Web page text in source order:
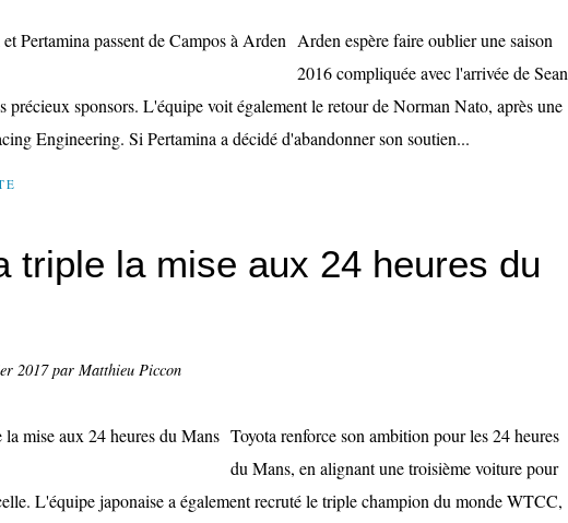
Arden espère faire oublier une saison
2016 compliquée avec l'arrivée de Sean
précieux sponsors. L'équipe voit également le retour de Norman Nato, après une
Engineering. Si Pertamina a décidé d'abandonner son soutien...
triple la mise aux 24 heures du
2017par Matthieu Piccon
Toyota renforce son ambition pour les 24 heures
du Mans, en alignant une troisième voiture pour
L'équipe japonaise a également recruté le triple champion du monde WTCC,